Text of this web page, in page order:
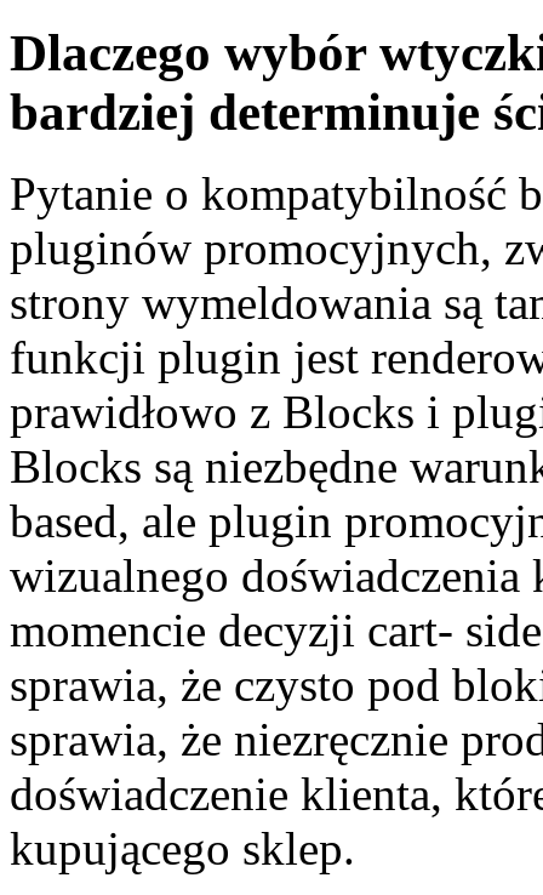
Dlaczego wybór
bardziej determinuje
Pytanie o kompatybilność
pluginów promocyjnych,
strony wymeldowania są
funkcji plugin jest
prawidłowo z Blocks i
Blocks są niezbędne
based, ale plugin
wizualnego
momencie decyzji cart-
sprawia, że czysto pod
sprawia, że niezręcznie
doświadczenie klienta,
kupującego sklep.